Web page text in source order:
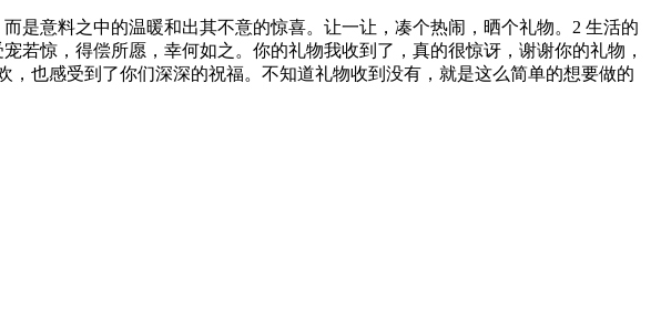
是意料之中的温暖和出其不意的惊喜。让一让，凑个热闹，晒个礼物。2 生活的
若惊，得偿所愿，幸何如之。你的礼物我收到了，真的很惊讶，谢谢你的礼物，
也感受到了你们深深的祝福。不知道礼物收到没有，就是这么简单的想要做的